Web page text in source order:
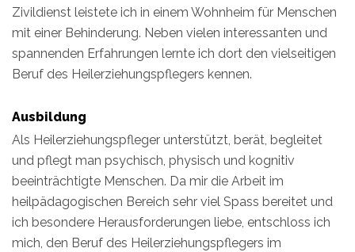
Zivildienst leistete ich in einem Wohnheim für Menschen
mit einer Behinderung. Neben vielen interessanten und
spannenden Erfahrungen lernte ich dort den vielseitigen
Beruf des Heilerziehungspflegers kennen.
Ausbildung
Als Heilerziehungspfleger unterstützt, berät, begleitet
und pflegt man psychisch, physisch und kognitiv
beeinträchtigte Menschen. Da mir die Arbeit im
heilpädagogischen Bereich sehr viel Spass bereitet und
ich besondere Herausforderungen liebe, entschloss ich
mich, den Beruf des Heilerziehungspflegers im